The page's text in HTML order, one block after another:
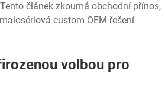
článek zkoumá obchodní přínos,
custom OEM řešení
volbou pro